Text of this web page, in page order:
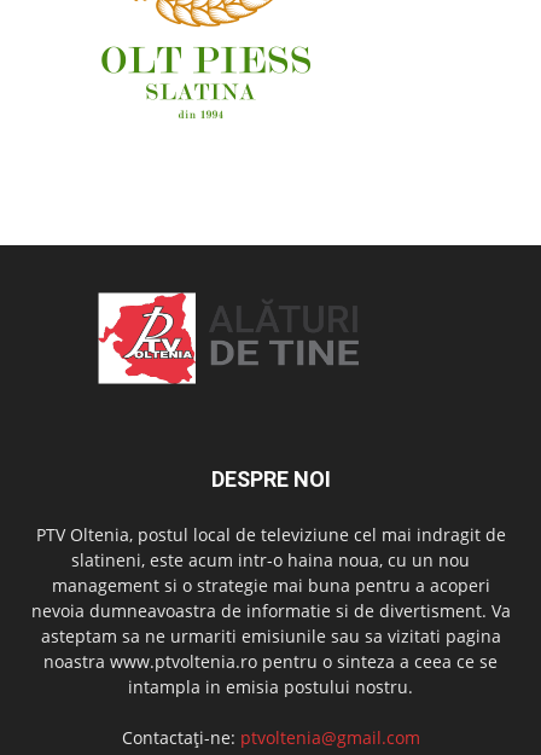
DESPRE NOI
PTV Oltenia, postul local de televiziune cel mai indragit de
slatineni, este acum intr-o haina noua, cu un nou
management si o strategie mai buna pentru a acoperi
nevoia dumneavoastra de informatie si de divertisment. Va
asteptam sa ne urmariti emisiunile sau sa vizitati pagina
noastra www.ptvoltenia.ro pentru o sinteza a ceea ce se
intampla in emisia postului nostru.
Contactați-ne: ptvoltenia@gmail.com